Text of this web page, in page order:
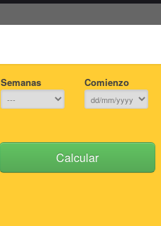
Semanas Comienzo
Calcular